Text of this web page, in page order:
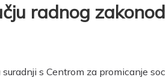
radnog
s Centrom za promicanje